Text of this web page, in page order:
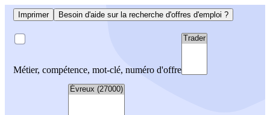
Imprimer Besoin d'aide sur la recherche d'offres d'emploi ?
Métier, compétence, mot-clé, numéro d'offre